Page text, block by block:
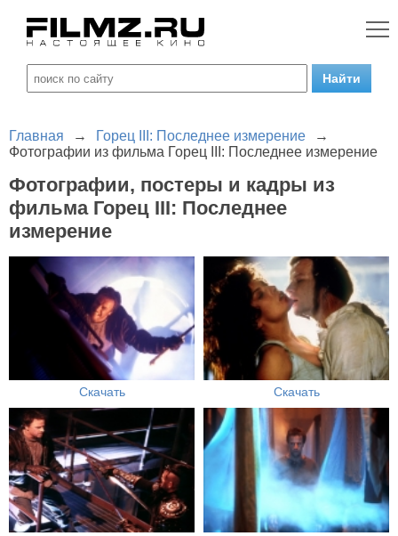
Главная → Горец III: Последнее измерение
→
Фотографии из фильма Горец III: Последнее измерение
Фотографии, постеры и кадры из
фильма Горец III: Последнее
измерение
Скачать Скачать